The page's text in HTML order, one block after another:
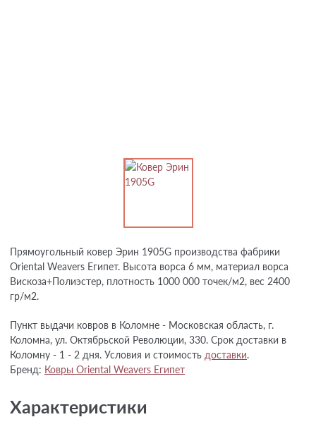
Прямоугольный ковер Эрин 1905G производства фабрики
Oriental Weavers Египет. Высота ворса 6 мм, материал ворса
Вискоза+Полиэстер, плотность 1000 000 точек/м2, вес 2400
гр/м2.
Пункт выдачи ковров в Коломне - Московская область, г.
Коломна, ул. Октябрьской Революции, 330. Срок доставки в
Коломну - 1 - 2 дня. Условия и стоимость доставки.
Бренд: Ковры Oriental Weavers Египет
Характеристики